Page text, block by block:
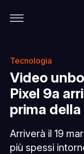
Tecnologia
Video
Pixel 9a
prima
Arriverà il 19
più spessi